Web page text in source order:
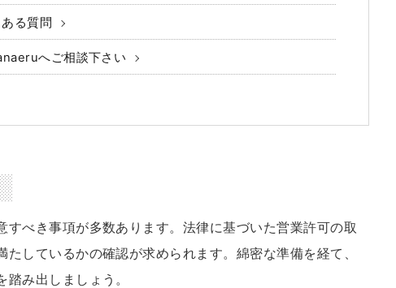
る質問
へご相談下さい
すべき事項が多数あります。法律に基づいた営業許可の取
しているかの確認が求められます。綿密な準備を経て、
み出しましょう。